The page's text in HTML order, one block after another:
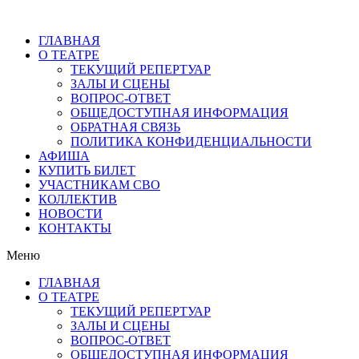
ГЛАВНАЯ
О ТЕАТРЕ
ТЕКУЩИЙ РЕПЕРТУАР
ЗАЛЫ И СЦЕНЫ
ВОПРОС-ОТВЕТ
ОБЩЕДОСТУПНАЯ ИНФОРМАЦИЯ
ОБРАТНАЯ СВЯЗЬ
ПОЛИТИКА КОНФИДЕНЦИАЛЬНОСТИ
АФИША
КУПИТЬ БИЛЕТ
УЧАСТНИКАМ СВО
КОЛЛЕКТИВ
НОВОСТИ
КОНТАКТЫ
Меню
ГЛАВНАЯ
О ТЕАТРЕ
ТЕКУЩИЙ РЕПЕРТУАР
ЗАЛЫ И СЦЕНЫ
ВОПРОС-ОТВЕТ
ОБЩЕДОСТУПНАЯ ИНФОРМАЦИЯ